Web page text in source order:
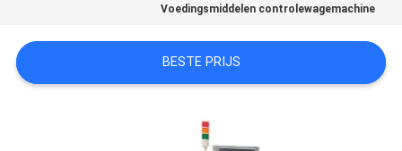
NIEUWS
Voedingsmiddelen controlewagemachine
BESTE PRIJS